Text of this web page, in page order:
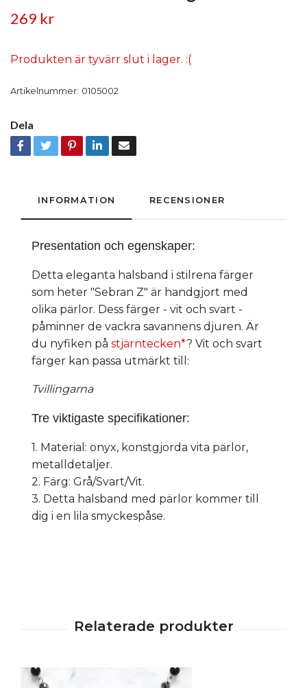
269 kr
Produkten är tyvärr slut i lager. :(
Artikelnummer: 0105002
Dela
INFORMATION RECENSIONER
Presentation och egenskaper:
Detta eleganta halsband i stilrena färger
som heter "Sebran Z" är handgjort med
olika pärlor. Dess färger - vit och svart -
påminner de vackra savannens djuren. Är
du nyfiken på stjärntecken*? Vit och svart
färger kan passa utmärkt till:
Tvillingarna
Tre viktigaste specifikationer:
1. Material: onyx, konstgjorda vita pärlor,
metalldetaljer.
2. Färg: Grå/Svart/Vit.
3. Detta halsband med pärlor kommer till
dig i en lila smyckespåse.